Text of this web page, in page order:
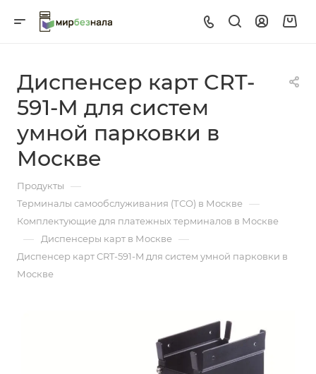
Диспенсер карт CRT-
591-M для систем
умной парковки в
Москве
Продукты —
Терминалы самообслуживания (ТСО) в Москве —
Комплектующие для платежных терминалов в Москве
— Диспенсеры карт в Москве —
Диспенсер карт CRT-591-M для систем умной парковки в
Москве